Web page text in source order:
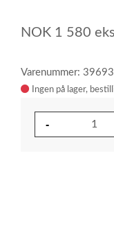
NOK 1 580
Varenummer: 39693
Ingen på lager